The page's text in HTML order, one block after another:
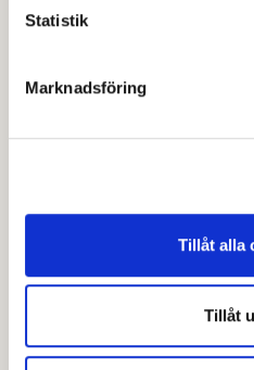
Statistik
Marknadsföring
Tillåt alla
Tillåt
få information om vilka
begära ett utdrag ur
begära rättelse om
Om du har frågor om ditt
kontakta barnets skola
Samtycke